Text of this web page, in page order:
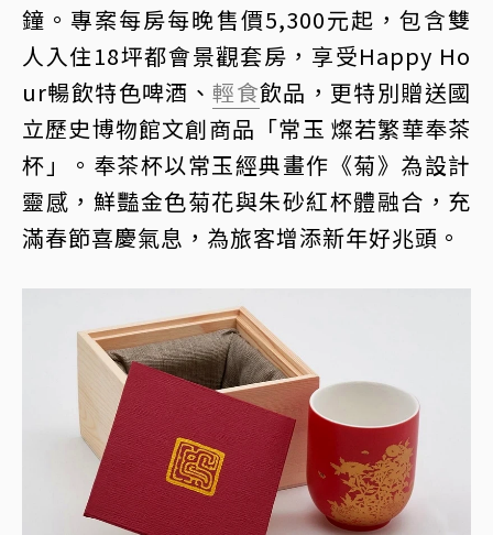
鐘。專案每房每晚售價5,300元起，包含雙
人入住18坪都會景觀套房，享受Happy Ho
ur暢飲特色啤酒、輕食飲品，更特別贈送國
立歷史博物館文創商品「常玉 燦若繁華奉茶
杯」。奉茶杯以常玉經典畫作《菊》為設計
靈感，鮮豔金色菊花與朱砂紅杯體融合，充
滿春節喜慶氣息，為旅客增添新年好兆頭。